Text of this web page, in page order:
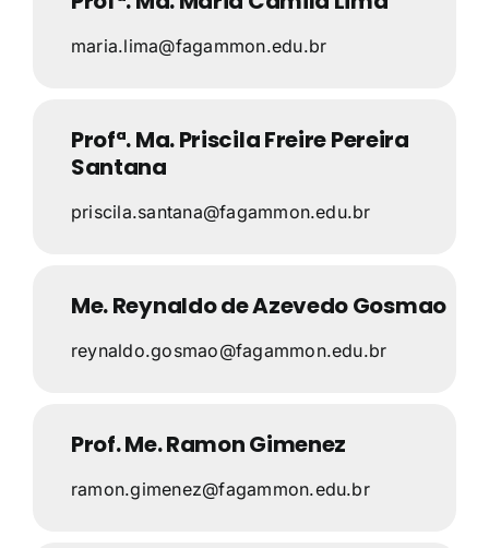
maria.lima@fagammon.edu.br
Profª. Ma. Priscila Freire Pereira
Santana
priscila.santana@fagammon.edu.br
Me. Reynaldo de Azevedo Gosmao
reynaldo.gosmao@fagammon.edu.br
Prof. Me. Ramon Gimenez
ramon.gimenez@fagammon.edu.br